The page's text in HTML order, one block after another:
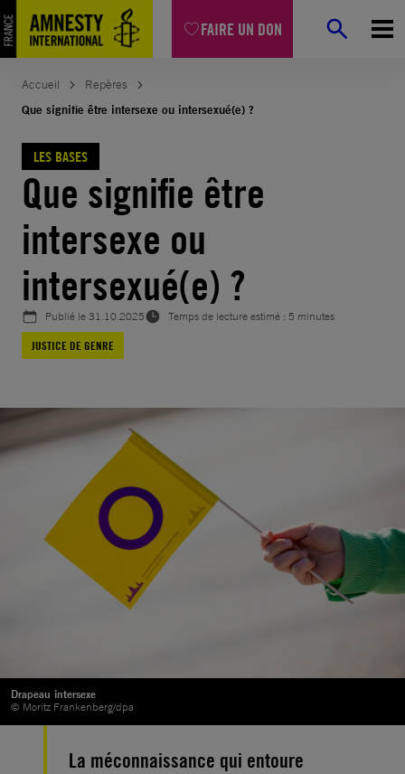
FAIRE UN DON
Aller
au
contenu
Accueil
Repères
Que signifie être intersexe ou intersexué(e) ?
LES BASES
Que signifie être
intersexe ou
intersexué(e) ?
Publié le31.10.2025
Temps de lecture estimé : 5 minutes
JUSTICE DE GENRE
Drapeau intersexe
© Moritz Frankenberg/dpa
La méconnaissance qui entoure